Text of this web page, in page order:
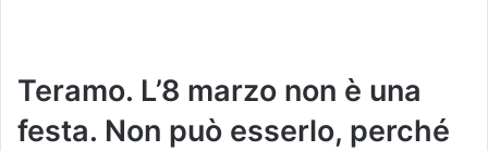
Teramo. L’8 marzo non è una
festa. Non può esserlo, perché